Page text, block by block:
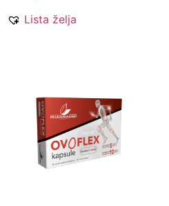
Lista želja